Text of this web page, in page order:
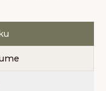
права
Общи условия